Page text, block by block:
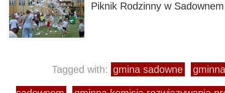
Piknik Rodzinny w
Tagged with: gmina sadowne